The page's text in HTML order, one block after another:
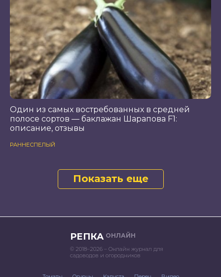
Один из самых востребованных в средней
полосе сортов — баклажан Шарапова F1:
описание, отзывы
РАННЕСПЕЛЫЙ
Показать еще
РЕПКА ОНЛАЙН
© 2018–2026 – Онлайн журнал для
садоводов и огородников